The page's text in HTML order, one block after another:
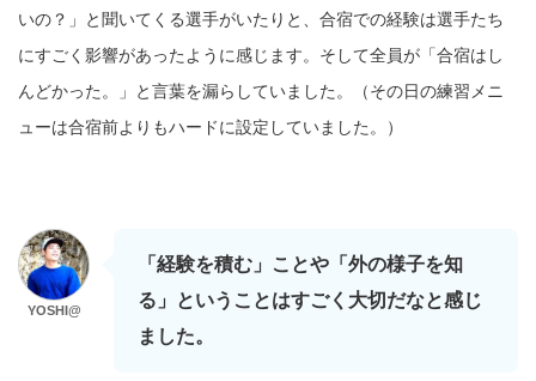
いの？」と聞いてくる選手がいたりと、合宿での経験は選手たち
にすごく影響があったように感じます。そして全員が「合宿はし
んどかった。」と言葉を漏らしていました。
（その日の練習メニ
ューは合宿前よりもハードに設定していました。）
YOSHI@
「経験を積む」ことや「外の様子を知
る」ということはすごく大切だなと感じ
ました。